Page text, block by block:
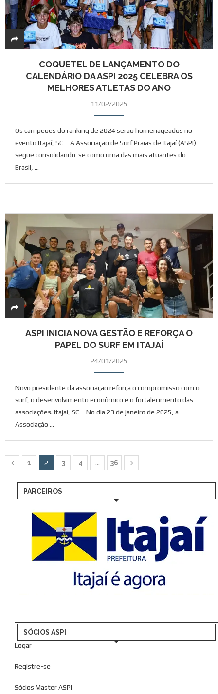
COQUETEL DE LANÇAMENTO DO
CALENDÁRIO DA ASPI 2025 CELEBRA OS
MELHORES ATLETAS DO ANO
11/02/2025
Os campeões do ranking de 2024 serão homenageados no
evento Itajaí, SC – A Associação de Surf Praias de Itajaí (ASPI)
segue consolidando-se como uma das mais atuantes do
Brasil, …
ASPI INICIA NOVA GESTÃO E REFORÇA O
PAPEL DO SURF EM ITAJAÍ
24/01/2025
Novo presidente da associação reforça o compromisso com o
surf, o desenvolvimento econômico e o fortalecimento das
associações. Itajaí, SC – No dia 23 de janeiro de 2025, a
Associação …
1 2 3 4 … 36
PARCEIROS
SÓCIOS ASPI
Logar
Registre-se
Sócios Master ASPI